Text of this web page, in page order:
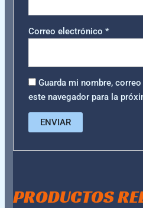
Correo electrónico *
Guarda mi nombre,
este navegador para la
PRODUCTOS